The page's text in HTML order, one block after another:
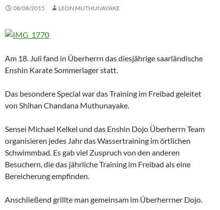
08/08/2015 LEON MUTHUNAYAKE
Am 18. Juli fand in Überherrn das diesjährige saarländische
Enshin Karate Sommerlager statt.
Das besondere Special war das Training im Freibad geleitet
von Shihan Chandana Muthunayake.
Sensei Michael Kelkel und das Enshin Dojo Überherrn Team
organisieren jedes Jahr das Wassertraining im örtlichen
Schwimmbad. Es gab viel Zuspruch von den anderen
Besuchern, die das jährliche Training im Freibad als eine
Bereicherung empfinden.
Anschließend grillte man gemeinsam im Überherrner Dojo.